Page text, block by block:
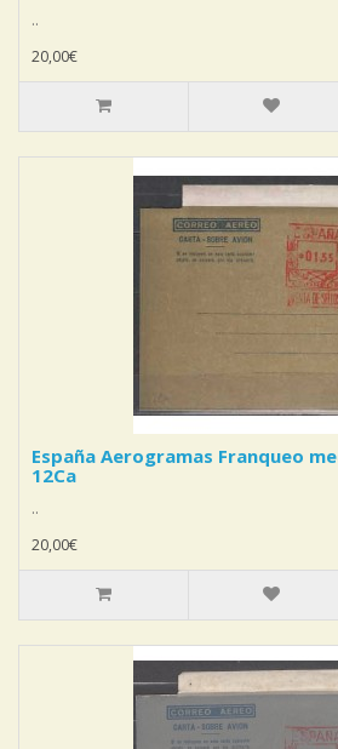
..
20,00€
España Aerogramas Franqueo
12Ca
..
20,00€